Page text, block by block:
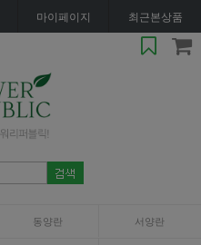
마이페이지 최근본상품
동양란 서양란